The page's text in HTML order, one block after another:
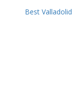
Best Valladolid